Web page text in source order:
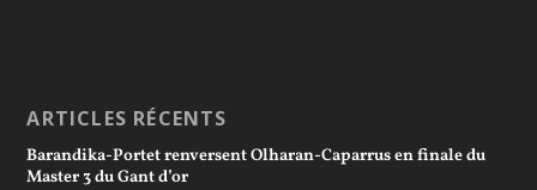
ARTICLES RÉCENTS
Barandika-Portet renversent Olharan-Caparrus en finale du
Master 3 du Gant d’or